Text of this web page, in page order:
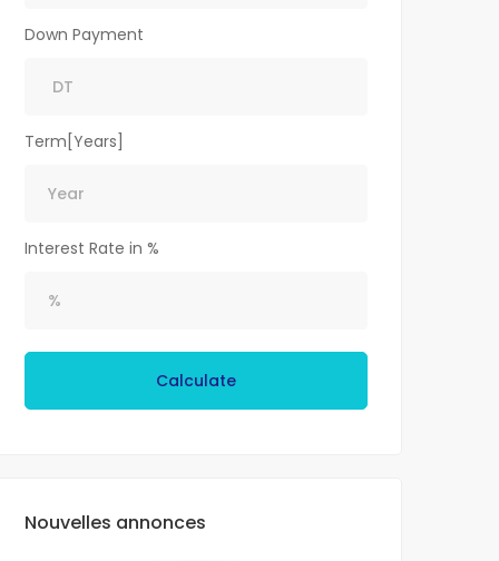
Down Payment
Term[Years]
Interest Rate in %
Calculate
Nouvelles annonces